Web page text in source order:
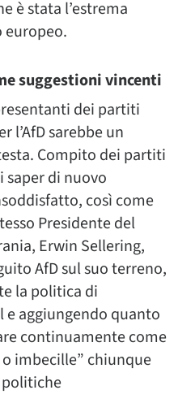
è stata l’estrema
europeo.
suggestioni vincenti
dei partiti
l’AfD sarebbe un
Compito dei partiti
saper di nuovo
così come
Presidente del
Erwin Sellering,
AfD sul suo terreno,
la politica di
e aggiungendo quanto
continuamente come
imbecille” chiunque